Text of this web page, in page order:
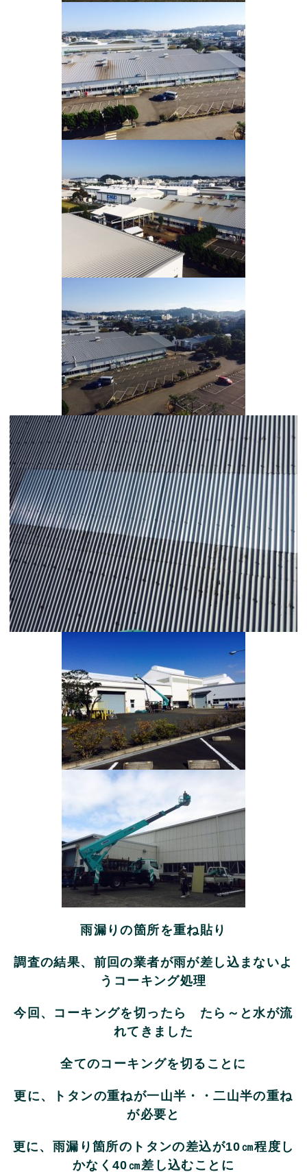
雨漏りの箇所を重ね貼り
調査の結果、前回の業者が雨が差し込まないよ
うコーキング処理
今回、コーキングを切ったら たら～と水が流
れてきました
全てのコーキングを切ることに
更に、トタンの重ねが一山半・・二山半の重ね
が必要と
更に、雨漏り箇所のトタンの差込が10㎝程度し
かなく40㎝差し込むことに